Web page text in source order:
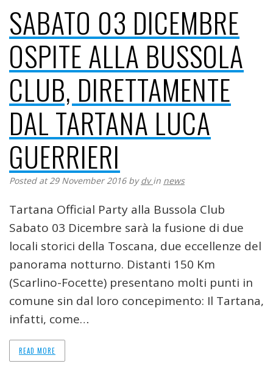
SABATO 03 DICEMBRE
OSPITE ALLA BUSSOLA
CLUB, DIRETTAMENTE
DAL TARTANA LUCA
GUERRIERI
Posted at 29 November 2016 bydvin news
Tartana Official Party alla Bussola Club
Sabato 03 Dicembre sarà la fusione di due
locali storici della Toscana, due eccellenze del
panorama notturno. Distanti 150 Km
(Scarlino-Focette) presentano molti punti in
comune sin dal loro concepimento: Il Tartana,
infatti, come…
READ MORE